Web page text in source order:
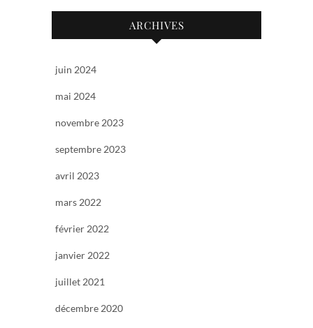
ARCHIVES
juin 2024
mai 2024
novembre 2023
septembre 2023
avril 2023
mars 2022
février 2022
janvier 2022
juillet 2021
décembre 2020